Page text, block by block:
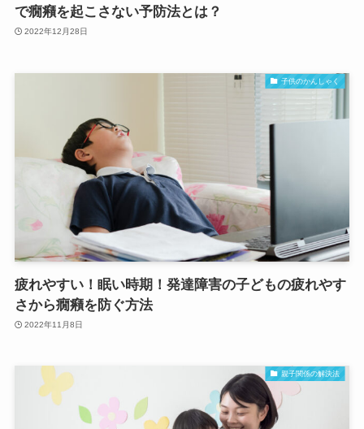
で癇癪を起こさない予防法とは？
2022年12月28日
子供のかんしゃく
疲れやすい！眠い時期！発達障害の子どもの疲れやす
さから癇癪を防ぐ方法
2022年11月8日
親子関係の解決法